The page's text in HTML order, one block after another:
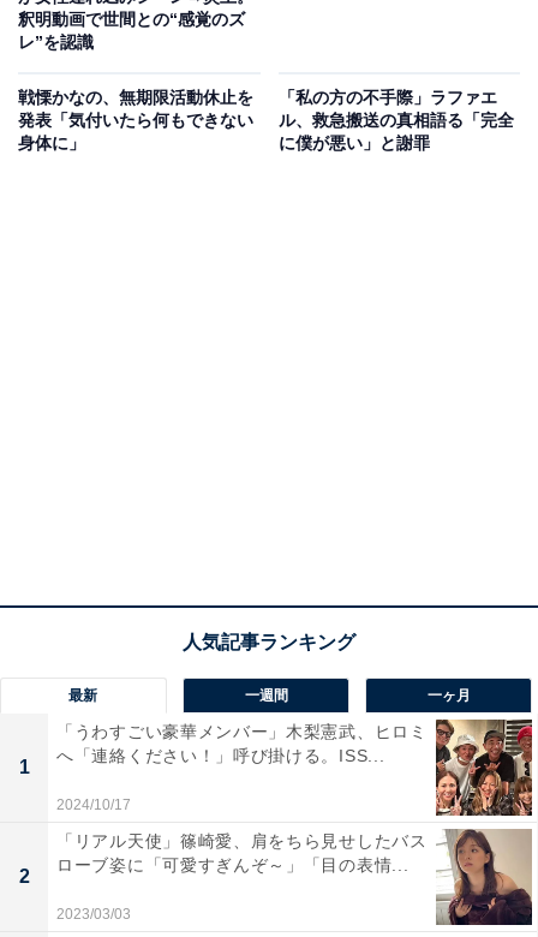
釈明動画で世間との“感覚のズ
レ”を認識
戦慄かなの、無期限活動休止を
発表「気付いたら何もできない
身体に」
「私の方の不手際」ラファエ
ル、救急搬送の真相語る「完全
に僕が悪い」と謝罪
最新 一週間 一ヶ月
1
「うわすごい豪華メンバー」木梨憲武、ヒロミ
へ「連絡ください！」呼び掛ける。ISS...
2024/10/17
2
「リアル天使」篠崎愛、肩をちら見せしたバス
ローブ姿に「可愛すぎんぞ～」「目の表情...
2023/03/03